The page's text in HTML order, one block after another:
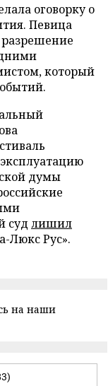
оговорку о
Певица
который
думы
суд лишил
Люкс Рус».
на наши